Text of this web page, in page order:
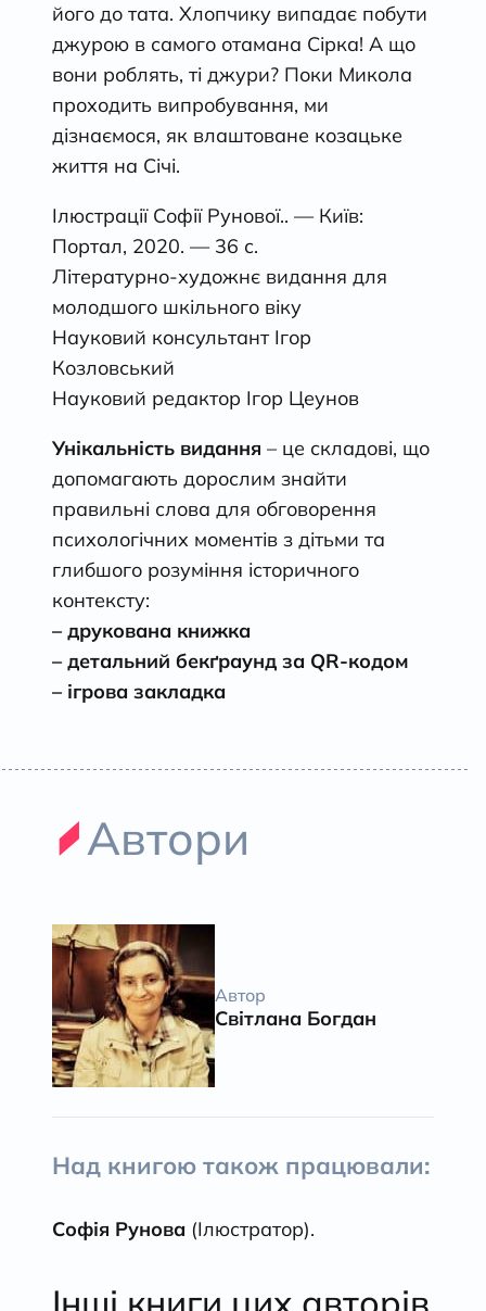
його до тата. Хлопчику випадає побути
джурою в самого отамана Сірка! А що
вони роблять, ті джури? Поки Микола
проходить випробування, ми
дізнаємося, як влаштоване козацьке
життя на Січі.
Ілюстрації Софії Рунової.. — Київ:
Портал, 2020. — 36 с.
Літературно-художнє видання для
молодшого шкільного віку
Науковий консультант Ігор
Козловський
Науковий редактор Ігор Цеунов
Унікальність видання – це складові, що
допомагають дорослим знайти
правильні слова для обговорення
психологічних моментів з дітьми та
глибшого розуміння історичного
контексту:
– друкована книжка
– детальний бекґраунд за QR-кодом
– ігрова закладка
Автори
Автор
Світлана Богдан
Над книгою також працювали:
Софія Рунова (Ілюстратор).
Інші книги цих авторів